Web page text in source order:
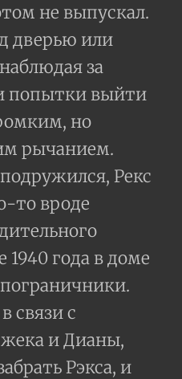
не выпускал.
дверью или
за
попытки выйти
но
рычанием.
Рекс
то вроде
года в доме
связи с
и Дианы,
Рэкса, и